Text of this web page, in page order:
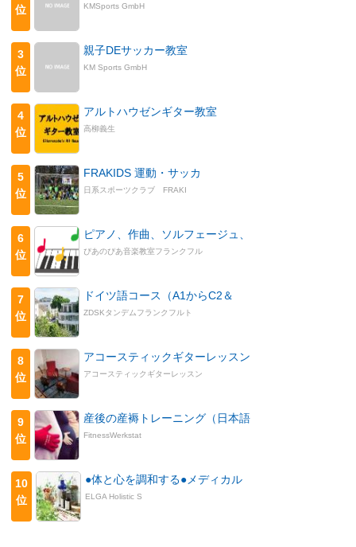
位
KMSports GmbH
3
位
親子DEサッカー教室
KM Sports GmbH
4
位
アルトハウゼンギター教室
高柳義生
5
位
FRAKIDS 運動・サッカ
日系スポーツクラブ FRAKI
6
位
ピアノ、作曲、ソルフェージュ、
ぴあのぴあ音楽教室フランクフル
7
位
ドイツ語コース（A1からC2＆
ZDSKタンデムフランクフルト
8
位
アコースティックギターレッスン
アコースティックギターレッスン
9
位
産後の産褥トレーニング（日本語
FitnessWerkstat
10
位
●体と心を調和する●メディカル
ELGA Holistic S